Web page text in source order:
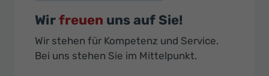
Wirfreuen uns auf Sie!
Wir stehen für Kompetenz und Service.
Bei uns stehen Sie im Mittelpunkt.